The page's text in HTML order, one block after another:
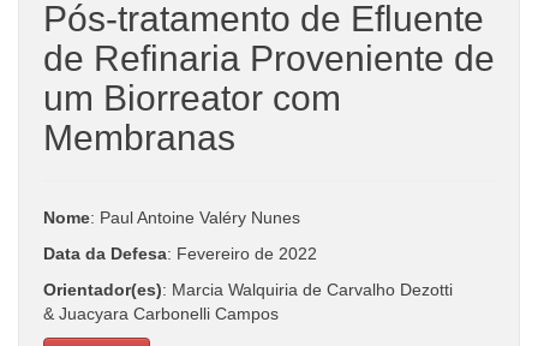
Pós-tratamento de Efluente
de Refinaria Proveniente de
um Biorreator com
Membranas
Nome: Paul Antoine Valéry Nunes
Data da Defesa: Fevereiro de 2022
Orientador(es): Marcia Walquiria de Carvalho Dezotti
& Juacyara Carbonelli Campos